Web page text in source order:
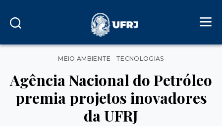
Categorias
MEIO AMBIENTE TECNOLOGIAS
Agência Nacional do Petróleo
premia projetos inovadores
da UFRJ